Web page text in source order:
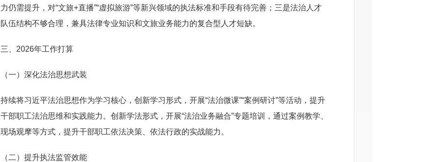
力仍需提升，对“文旅+直播”“虚拟旅游”等新兴领域的执法标准和手段有待完善； 三是法治人才
队伍结构不够合理，兼具法律专业知识和文旅业务能力的复合型人才短缺。
三、2026年工作打算
（一）深化法治思想武装
持续将习近平法治思想作为学习核心，创新学习形式，开展“法治微课”“案例研讨”等活动，提升
干部职工法治思维和实践能力。创新学法形式，开展“法治业务融合”专题培训，通过案例教学、
现场观摩等方式，提升干部职工依法决策、依法行政的实战能力。
（二）提升执法监管效能